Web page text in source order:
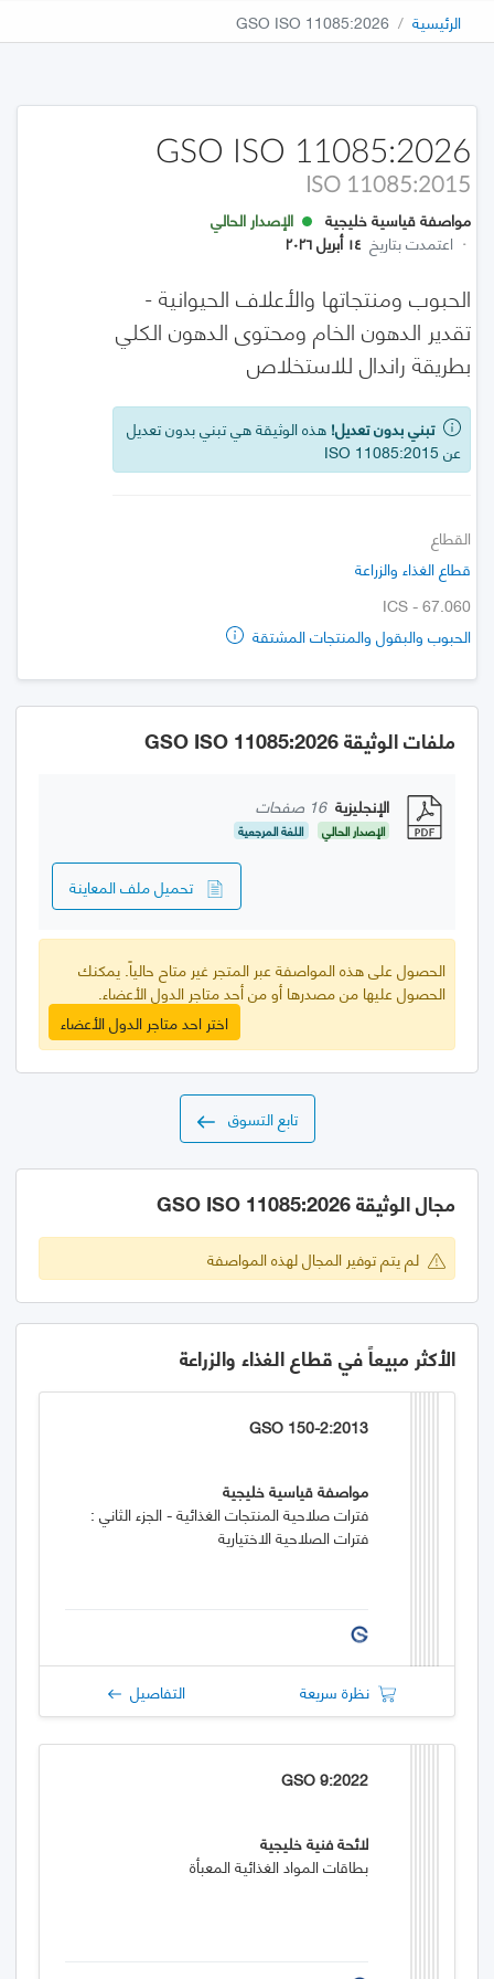
الرئيسية GSO ISO 11085:2026
GSO ISO 11085:2026
ISO 11085:2015
مواصفة قياسية خليجية
الإصدار الحالي
· اعتمدت بتاريخ ١٤ أبريل ٢٠٢٦
الحبوب ومنتجاتها والأعلاف الحيوانية -
تقدير الدهون الخام ومحتوى الدهون الكلي
بطريقة راندال للاستخلاص
تبني بدون تعديل! هذه الوثيقة هي تبني بدون تعديل
عن ISO 11085:2015
القطاع
قطاع الغذاء والزراعة
ICS - 67.060
الحبوب والبقول والمنتجات المشتقة
ملفات الوثيقة GSO ISO 11085:2026
الإنجليزية 16 صفحات
الإصدار الحالي اللغة المرجعية
تحميل ملف المعاينة
الحصول على هذه المواصفة عبر المتجر غير متاح حالياً. يمكنك
الحصول عليها من مصدرها أو من أحد متاجر الدول الأعضاء.
اختر احد متاجر الدول الأعضاء
تابع التسوق
مجال الوثيقة GSO ISO 11085:2026
لم يتم توفير المجال لهذه المواصفة
الأكثر مبيعاً في قطاع الغذاء والزراعة
GSO 150-2:2013
مواصفة قياسية خليجية
فترات صلاحية المنتجات الغذائية - الجزء الثاني :
فترات الصلاحية الاختيارية
نظرة سريعة التفاصيل
GSO 9:2022
لائحة فنية خليجية
بطاقات المواد الغذائية المعبأة